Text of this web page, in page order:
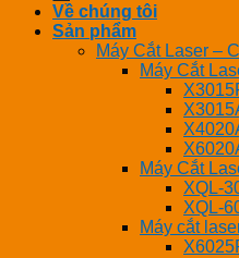
Về chúng tôi
Sản phẩm
Máy Cắt Laser –
Máy Cắt
Máy Cắt
XQL-
XQL-
Máy cắt